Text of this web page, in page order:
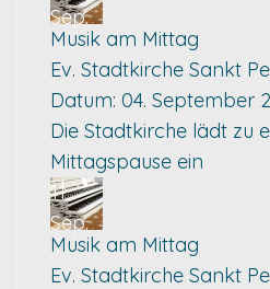
Sep.
Musik am Mittag
Ev. Stadtkirche Sankt
Datum: 04. September
Die Stadtkirche lädt zu
Mittagspause ein
11
Sep.
Musik am Mittag
Ev. Stadtkirche Sankt